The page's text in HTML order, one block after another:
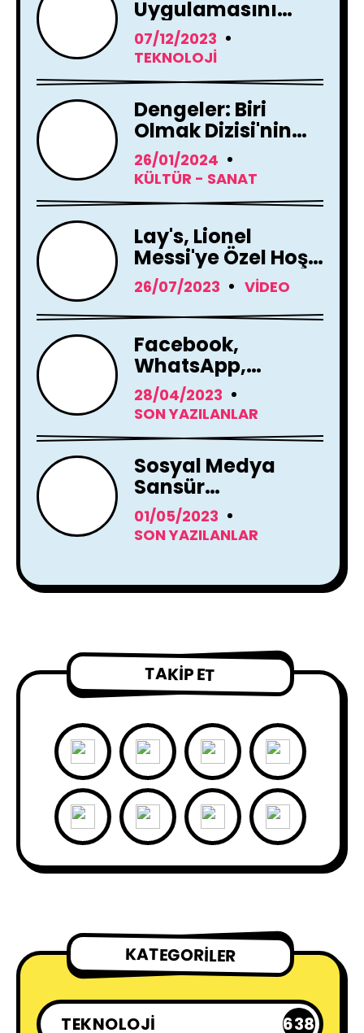
Uygulamasını
Tamamen
Yenileme Kararı
07/12/2023
TEKNOLOJI
Dengeler: Biri
Olmak Dizisi'nin
Çekimleri Başladı !
26/01/2024
KÜLTÜR - SANAT
Lay's, Lionel
Messi'ye Özel Hoş
Geldin Mesajı!
26/07/2023 VIDEO
Facebook,
WhatsApp,
Instagram Yapay
Zeka Araçları
Kullanacak
28/04/2023
SON YAZILANLAR
Sosyal Medya
Sansür
Tartışmaları
01/05/2023
SON YAZILANLAR
TAKIP ET
KATEGORILER
TEKNOLOJI 638